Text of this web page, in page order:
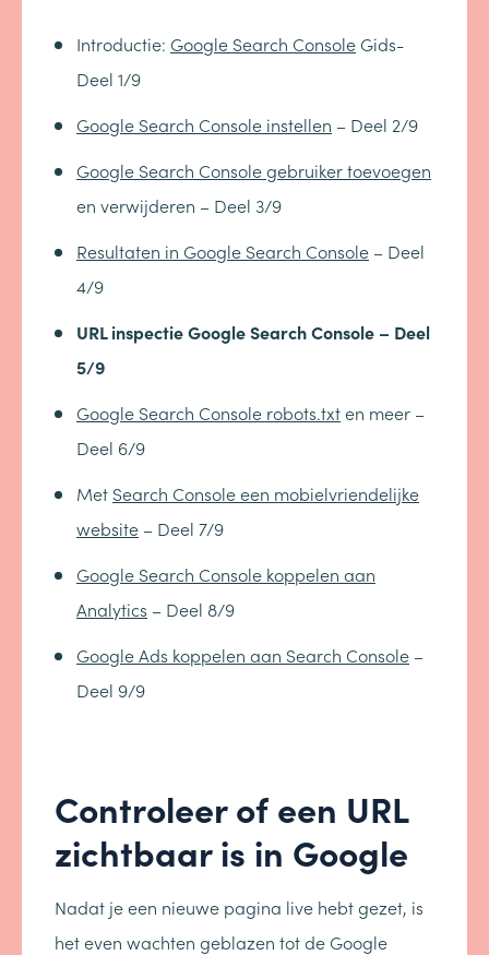
Introductie: Google Search Console Gids-
Deel 1/9
Google Search Console instellen – Deel 2/9
Google Search Console gebruiker toevoegen
en verwijderen – Deel 3/9
Resultaten in Google Search Console – Deel
4/9
URL inspectie Google Search Console – Deel
5/9
Google Search Console robots.txten meer –
Deel 6/9
Met Search Console een mobielvriendelijke
website – Deel 7/9
Google Search Console koppelen aan
Analytics – Deel 8/9
Google Ads koppelen aan Search Console –
Deel 9/9
Controleer of een URL
zichtbaar is in Google
Nadat je een nieuwe pagina live hebt gezet, is
het even wachten geblazen tot de Google